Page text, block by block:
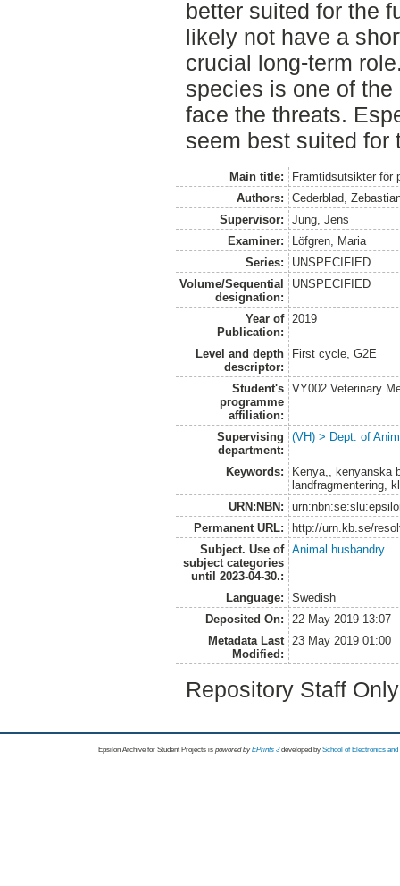
better suited for the
likely not have a
crucial long-term
species is one of
face the threats.
seem best suited for
Main title:
Framtidsutsikter för
Authors:
Cederblad,
Supervisor:
Jung, Jens
Examiner:
Löfgren, Maria
Series:
UNSPECIFIED
Volume/Sequential
designation:
UNSPECIFIED
Year of
Publication:
2019
Level and depth
descriptor:
First cycle, G2E
Student's
programme
affiliation:
VY002 Veterinary
Supervising
department:
(VH) > Dept. of
Keywords:
Kenya,, kenyanska
landfragmentering,
URN:NBN:
Permanent URL:
http://urn.kb.se/
Subject. Use of
subject categories
until 2023-04-30.:
Animal husbandry
Language:
Swedish
Deposited On:
22 May 2019 13:07
Metadata Last
Modified:
23 May 2019 01:00
Repository Staff
Epsilon Archive for Student Projects is powored byEPrints 3 developed by School of Electronics